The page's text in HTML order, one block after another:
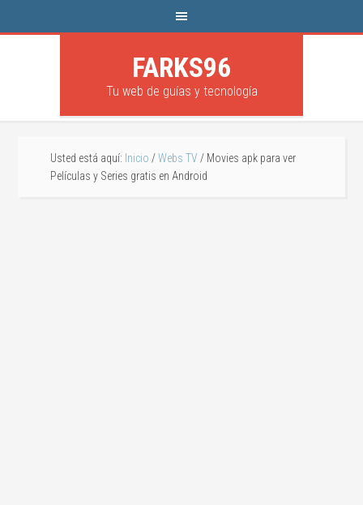
FARKS96
Tu web de guías y tecnología
Usted está aquí: Inicio / Webs TV / Movies apk para ver
Películas y Series gratis en Android